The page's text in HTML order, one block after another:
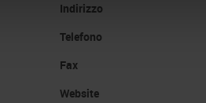
Indirizzo
Telefono
Fax
Website